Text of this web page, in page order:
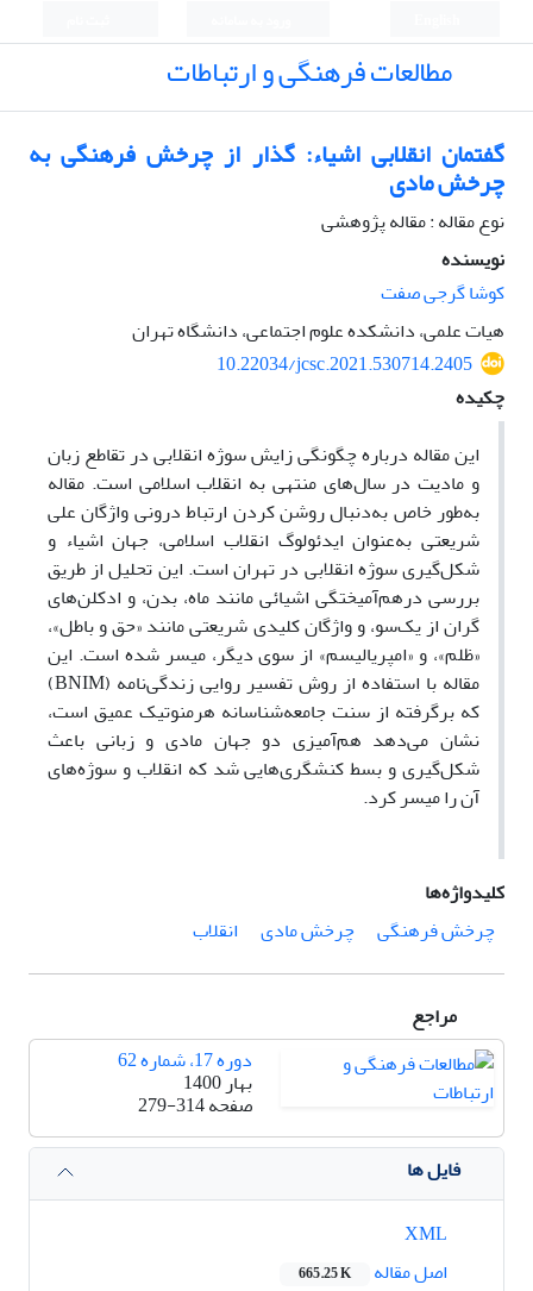
مطالعات فرهنگی و ارتباطات
گفتمان انقلابی اشیاء: گذار از چرخش فرهنگی به
چرخش مادی
نوع مقاله : مقاله پژوهشی
نویسنده
کوشا گرجی صفت
هیات علمی، دانشکده علوم اجتماعی، دانشگاه تهران
10.22034/jcsc.2021.530714.2405
چکیده
این مقاله درباره چگونگی زایش سوژه انقلابی در تقاطع زبان
و مادیت در سال‌های منتهی به انقلاب اسلامی است. مقاله
به‌طور خاص به‌دنبال روشن کردن ارتباط درونی واژگان علی
شریعتی به‌عنوان ایدئولوگ انقلاب اسلامی، جهان اشیاء و
شکل‌گیری سوژه انقلابی در تهران است. این تحلیل از طریق
بررسی درهم‌آمیختگی اشیائی مانند ماه، بدن، و ادکلن‌های
گران از یک‌سو، و واژگان کلیدی شریعتی مانند «حق و باطل»،
«ظلم»، و «امپریالیسم» از سوی دیگر، میسر شده است. این
مقاله با استفاده از روش تفسیر روایی زندگی‌نامه (BNIM)
که برگرفته از سنت جامعه‌شناسانه هرمنوتیک عمیق است،
نشان می‌دهد هم‌آمیزی دو جهان مادی و زبانی باعث
شکل‌گیری و بسط کنشگری‌هایی شد که انقلاب و سوژه‌های
آن را میسر کرد.
کلیدواژه‌ها
چرخش فرهنگی
چرخش مادی انقلاب
مراجع
دوره 17، شماره 62
بهار 1400
صفحه279-314
فایل ها
اصل مقاله
665.25 K